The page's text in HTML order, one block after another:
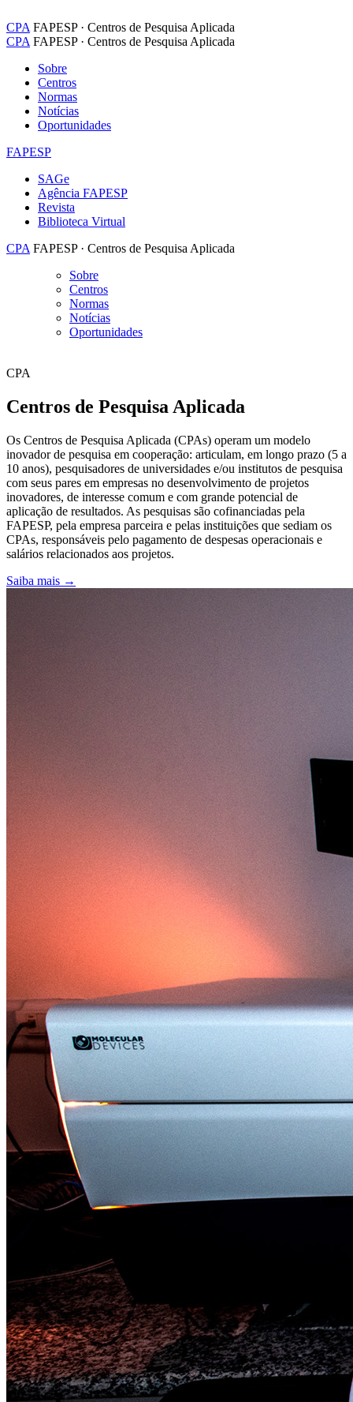
CPA FAPESP · Centros de Pesquisa Aplicada
CPA FAPESP · Centros de Pesquisa Aplicada
Sobre
Centros
Normas
Notícias
Oportunidades
FAPESP
SAGe
Agência FAPESP
Revista
Biblioteca Virtual
CPA FAPESP · Centros de Pesquisa Aplicada
Sobre
Centros
Normas
Notícias
Oportunidades
CPA
Centros de Pesquisa Aplicada
Os Centros de Pesquisa Aplicada (CPAs) operam um modelo
inovador de pesquisa em cooperação: articulam, em longo prazo (5 a
10 anos), pesquisadores de universidades e/ou institutos de pesquisa
com seus pares em empresas no desenvolvimento de projetos
inovadores, de interesse comum e com grande potencial de
aplicação de resultados. As pesquisas são cofinanciadas pela
FAPESP, pela empresa parceira e pelas instituições que sediam os
CPAs, responsáveis pelo pagamento de despesas operacionais e
salários relacionados aos projetos.
Saiba mais →